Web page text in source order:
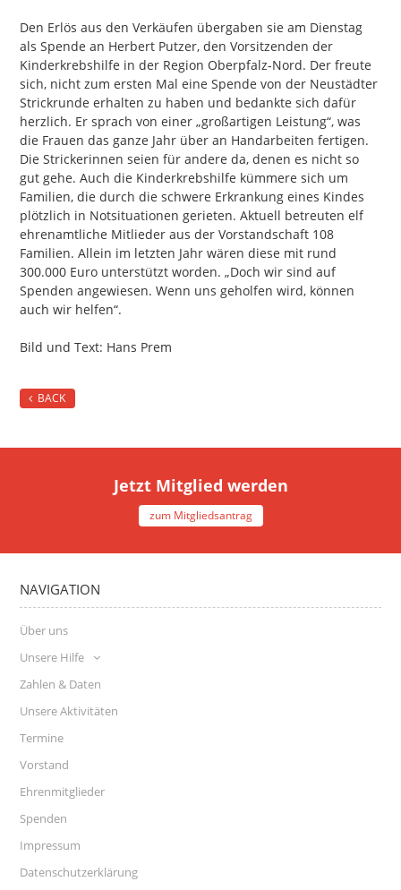
Den Erlös aus den Verkäufen übergaben sie am Dienstag
als Spende an Herbert Putzer, den Vorsitzenden der
Kinderkrebshilfe in der Region Oberpfalz-Nord. Der freute
sich, nicht zum ersten Mal eine Spende von der Neustädter
Strickrunde erhalten zu haben und bedankte sich dafür
herzlich. Er sprach von einer „großartigen Leistung“, was
die Frauen das ganze Jahr über an Handarbeiten fertigen.
Die Strickerinnen seien für andere da, denen es nicht so
gut gehe. Auch die Kinderkrebshilfe kümmere sich um
Familien, die durch die schwere Erkrankung eines Kindes
plötzlich in Notsituationen gerieten. Aktuell betreuten elf
ehrenamtliche Mitlieder aus der Vorstandschaft 108
Familien. Allein im letzten Jahr wären diese mit rund
300.000 Euro unterstützt worden. „Doch wir sind auf
Spenden angewiesen. Wenn uns geholfen wird, können
auch wir helfen“.
Bild und Text: Hans Prem
BACK
Jetzt Mitglied werden
zum Mitgliedsantrag
NAVIGATION
Über uns
Unsere Hilfe
Zahlen & Daten
Unsere Aktivitäten
Termine
Vorstand
Ehrenmitglieder
Spenden
Impressum
Datenschutzerklärung